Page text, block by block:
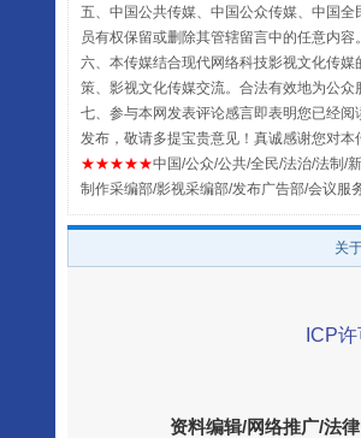
五、中国公共传媒、中国公众传媒、中国
员有权保留或删除其管辖留言中的任意内容。
六、本传媒结合现代网络科技影视文化传
策、影视文化传媒交流。合法有效地为公众
七、参与本网发表评论感言即表明您已经
发布，敬请多提宝贵意见！真诚感谢您对
★★★★★中国/公众/公共/全民/法治/法制/
制作采编部/影视采编部/发布广告部/会议服
关
ICP
资料编辑/网络推广/法律